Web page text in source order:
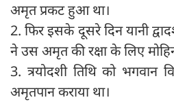
अमृत प्रकट हुआ था।
2. फिर इसके दूसरे दिन यानी
ने उस अमृत की रक्षा के लिए
3. त्रयोदशी तिथि को
अमृतपान कराया था।